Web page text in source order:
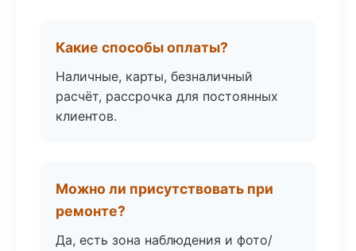
Какие способы оплаты?
Наличные, карты, безналичный
расчёт, рассрочка для постоянных
клиентов.
Можно ли присутствовать при
ремонте?
Да, есть зона наблюдения и фото/